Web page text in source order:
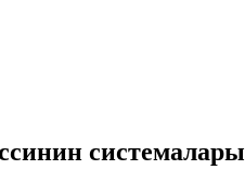
системалары